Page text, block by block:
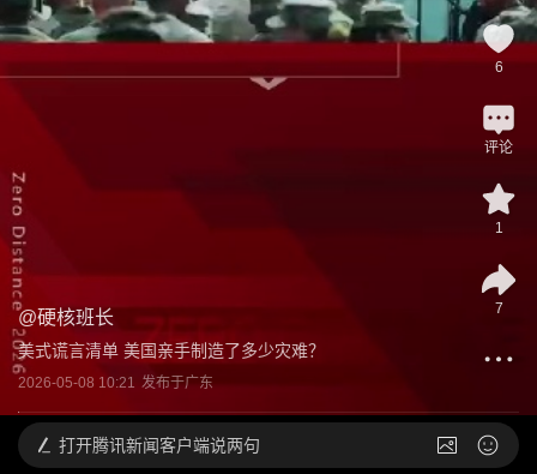
@硬核班长
美式谎言清单 美国亲手制造了多少灾难？
2026-05-08 10:21 发布于广东
6
评论
1
7
打开腾讯新闻客户端说两句